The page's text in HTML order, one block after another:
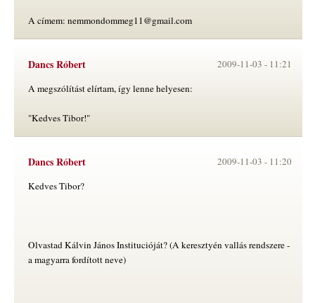
A címem: nemmondommeg11@gmail.com
Dancs Róbert 2009-11-03 - 11:21
A megszólítást elírtam, így lenne helyesen:
"Kedves Tibor!"
Dancs Róbert 2009-11-03 - 11:20
Kedves Tibor?
Olvastad Kálvin János Institucióját? (A keresztyén vallás rendszere -
a magyarra fordított neve)